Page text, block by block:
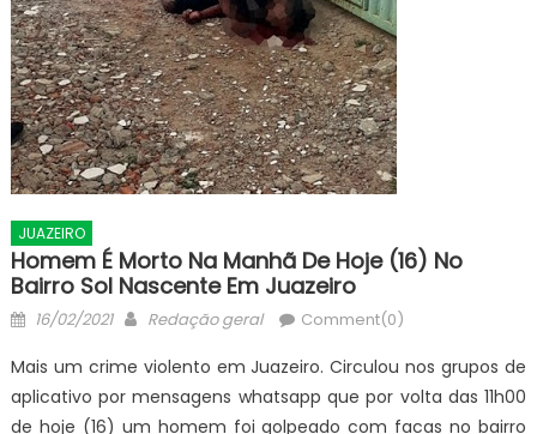
JUAZEIRO
Homem É Morto Na Manhã De Hoje (16) No
Bairro Sol Nascente Em Juazeiro
Posted
16/02/2021 Author
Redação geral Comment(0)
Mais um crime violento em Juazeiro. Circulou nos grupos de
aplicativo por mensagens whatsapp que por volta das 11h00
de hoje (16) um homem foi golpeado com facas no bairro